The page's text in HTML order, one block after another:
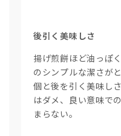
後引く美味しさ
揚げ煎餅ほど油っぽ
のシンプルな潔さが
個と後を引く美味し
はダメ、良い意味で
まらない。